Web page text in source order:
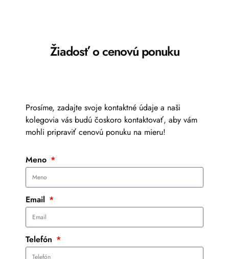
Žiadosť o cenovú ponuku
Prosíme, zadajte svoje kontaktné údaje a naši
kolegovia vás budú čoskoro kontaktovať, aby vám
mohli pripraviť cenovú ponuku na mieru!
Meno
Email
Telefón